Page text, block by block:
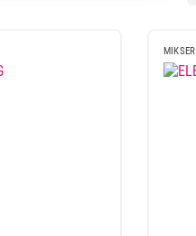
MIKSER